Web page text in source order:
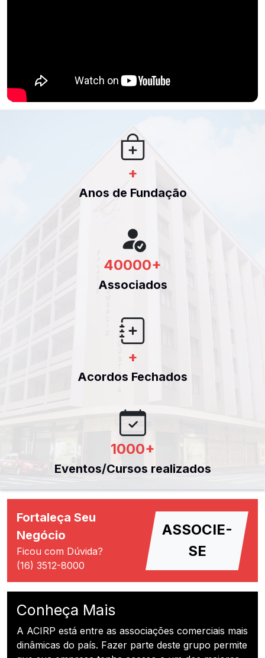
+
Anos de Fundação
40000+
Associados
+
Acordos Fechados
1000+
Eventos/Cursos realizados
Fortaleça Seu
Negócio
Ficou com Dúvida?
(16) 3512-8000
ASSOCIE-
SE
Conheça Mais
A ACIRP está entre as associações comerciais mais
dinâmicas do país. Fazer parte deste grupo permite